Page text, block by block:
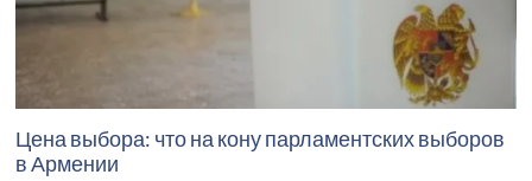
Цена выбора: что на кону парламентских выборов
в Армении